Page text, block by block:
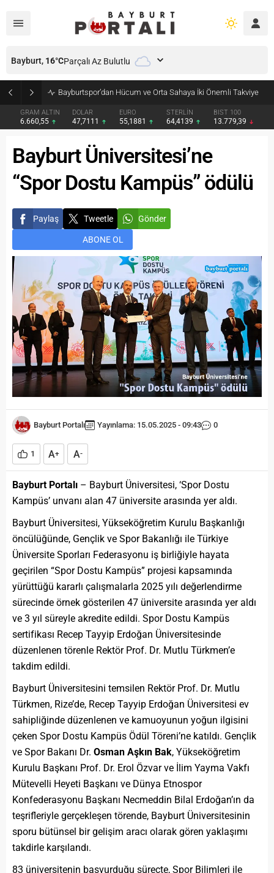
Bayburt’ta Minik Öğrencilere Jandarma Mesleği Tanıtıldı
GRAM ALTIN
6.660,55
DOLAR
47,7111
EURO
55,1881
STERLİN
64,4139
BIST 100
13.779,39
Bayburt, 16°CParçalı Az Bulutlu
Bayburt Üniversitesi’ne
“Spor Dostu Kampüs” ödülü
Paylaş Tweetle Gönder
ABONE OL
Bayburt Portalı Yayınlama: 15.05.2025 - 09:43 0
1 A+ A-
Bayburt Portalı – Bayburt Üniversitesi, ‘Spor Dostu
Kampüs’ unvanı alan 47 üniversite arasında yer aldı.
Bayburt Üniversitesi, Yükseköğretim Kurulu Başkanlığı
öncülüğünde, Gençlik ve Spor Bakanlığı ile Türkiye
Üniversite Sporları Federasyonu iş birliğiyle hayata
geçirilen “Spor Dostu Kampüs” projesi kapsamında
yürüttüğü kararlı çalışmalarla 2025 yılı değerlendirme
sürecinde örnek gösterilen 47 üniversite arasında yer aldı
ve 3 yıl süreyle akredite edildi. Spor Dostu Kampüs
sertifikası Recep Tayyip Erdoğan Üniversitesinde
düzenlenen törenle Rektör Prof. Dr. Mutlu Türkmen’e
takdim edildi.
Bayburt Üniversitesini temsilen Rektör Prof. Dr. Mutlu
Türkmen, Rize’de, Recep Tayyip Erdoğan Üniversitesi ev
sahipliğinde düzenlenen ve kamuoyunun yoğun ilgisini
çeken Spor Dostu Kampüs Ödül Töreni’ne katıldı. Gençlik
ve Spor Bakanı Dr. Osman Aşkın Bak, Yükseköğretim
Kurulu Başkanı Prof. Dr. Erol Özvar ve İlim Yayma Vakfı
Mütevelli Heyeti Başkanı ve Dünya Etnospor
Konfederasyonu Başkanı Necmeddin Bilal Erdoğan’ın da
teşrifleriyle gerçekleşen törende, Bayburt Üniversitesinin
sporu bütünsel bir gelişim aracı olarak gören yaklaşımı
takdirle karşılandı.
83 üniversitenin başvurduğu süreçte, Spor Bilimleri ile